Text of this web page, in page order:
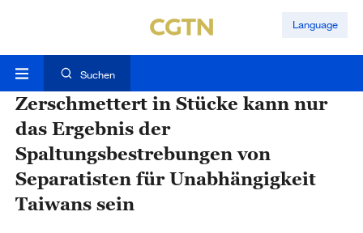
Language
Suchen
Zerschmettert in Stücke kann nur
das Ergebnis der
Spaltungsbestrebungen von
Separatisten für Unabhängigkeit
Taiwans sein